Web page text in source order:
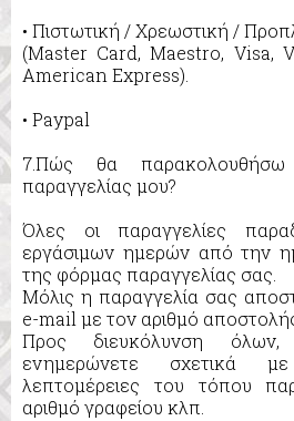
• Πιστωτική / Χρεωστική /
(Master Card, Maestro, Visa,
American Express).
• Paypal
7.Πώς θα
παραγγελίας μου?
Όλες οι παραγγελίες
εργάσιμων ημερών από την
της φόρμας παραγγελίας σας.
Μόλις η παραγγελία σας
e-mail με τον αριθμό
Προς διευκόλυνση όλων,
ενημερώνετε σχετικά
λεπτομέρειες του τόπου
αριθμό γραφείου κλπ.